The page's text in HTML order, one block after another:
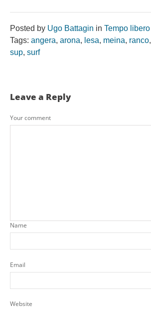
Posted by Ugo Battagin in Tempo libero
Tags: angera, arona, lesa, meina, ranco,
sup, surf
Leave a Reply
Your comment
Name
Email
Website